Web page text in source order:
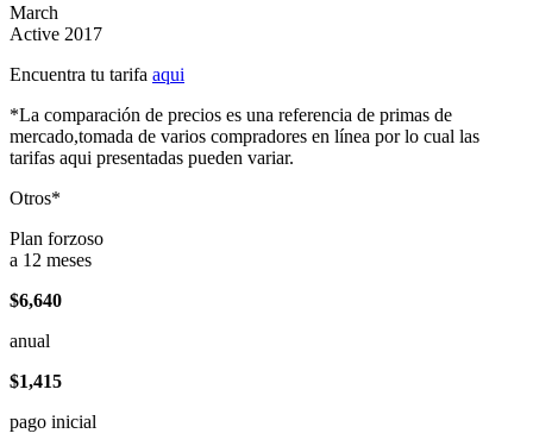
March
Active 2017
Encuentra tu tarifa aqui
*La comparación de precios es una referencia de primas de
mercado,tomada de varios compradores en línea por lo cual las
tarifas aqui presentadas pueden variar.
Otros*
Plan forzoso
a 12 meses
$6,640
anual
$1,415
pago inicial